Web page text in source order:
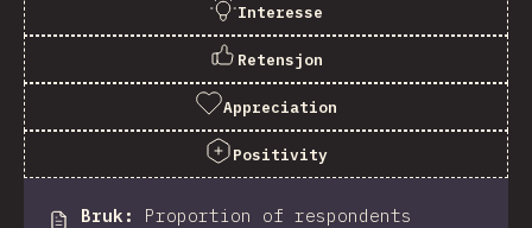
Interesse
Retensjon
Appreciation
Positivity
Bruk :
Proportion of respondents